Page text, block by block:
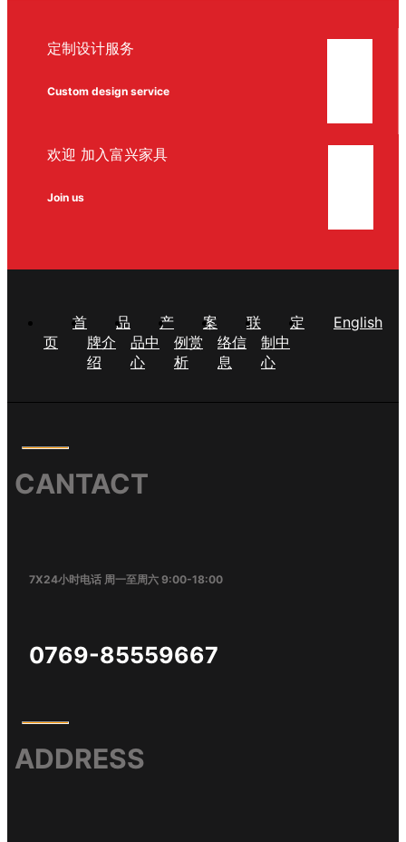
定制设计服务
Custom design service
欢迎 加入富兴家具
Join us
首
页
品
牌介
绍
产
品中
心
案
例赏
析
联
络信
息
定
制中
心
English
CANTACT
7X24小时电话 周一至周六 9:00-18:00
0769-85559667
ADDRESS